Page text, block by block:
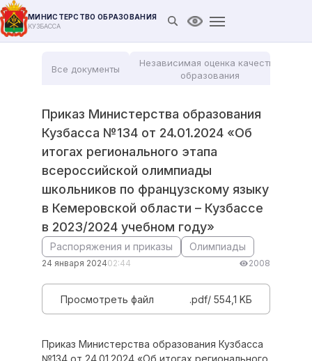
МИНИСТЕРСТВО ОБРАЗОВАНИЯ
КУЗБАССА Открыть поиск
Версия для
Все документы
Независимая оценка качества
образования
Приказ Министерства образования
Кузбасса №134 от 24.01.2024 «Об
итогах регионального этапа
всероссийской олимпиады
школьников по французскому языку
в Кемеровской области – Кузбассе
в 2023/2024 учебном году»
Распоряжения и приказы Олимпиады
24 января 202402:44 2008
Просмотреть файл .pdf/ 554,1 KБ
Приказ Министерства образования Кузбасса
№134 от 24.01.2024 «Об итогах регионального